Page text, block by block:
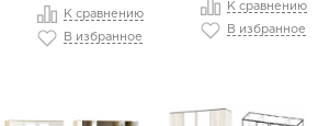
К сравнению
В избранное
К сравнению
В избранное